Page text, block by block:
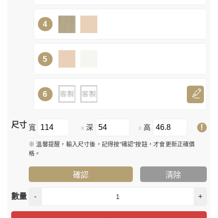
4
5
6
尺寸 寬 x 深 x 高 !
※ 溫馨提醒，輸入尺寸後，記得按"確認"按鈕，才會更新正確價
格。
確認 清除
數量 - +